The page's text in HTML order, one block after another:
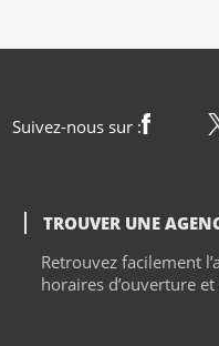
Suivez-nous sur :
TROUVER UNE
Retrouvez facilement
horaires d’ouverture